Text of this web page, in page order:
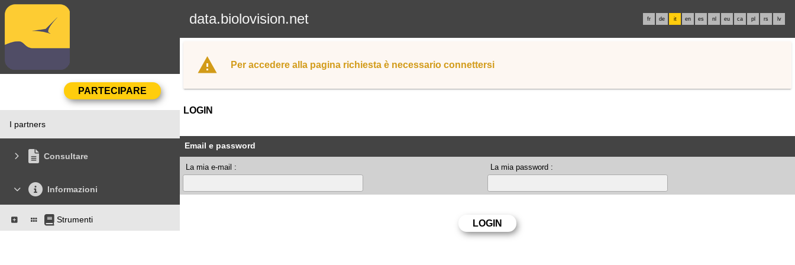
data.biolovision.net fr de it en es nl eu ca pl rs lv
I partners
Consultare
Informazioni
Strumenti
Per accedere alla pagina richiesta è necessario connettersi
LOGIN
Email e password
La mia e-mail : La mia password :